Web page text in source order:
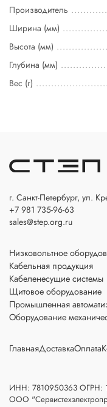
Производитель
Ширина (мм)
Высота (мм)
Глубина (мм)
Вес (г)
г. Санкт-Петербург, ул.
+7 981 735-96-63
sales@step.org.ru
ГлавнаяДоставкаОплата
Низковольтное
Кабельная продукция
Кабеленесущие системы
Щитовое оборудование
Промышленная
Оборудование
ИНН: 7810950363 ОГРН:
ООО